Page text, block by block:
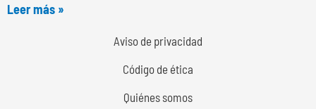
Leer más »
Aviso de privacidad
Código de ética
Quiénes somos